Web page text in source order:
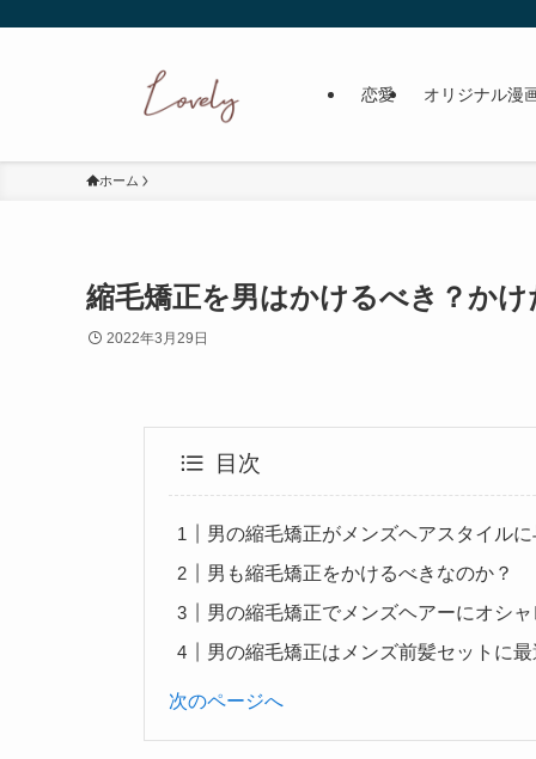
恋愛 オリジナル漫
ホーム
縮毛矯正を男はかけるべき？か
2022年3月29日
目次
男の縮毛矯正がメンズヘアスタイル
男も縮毛矯正をかけるべきなのか？
男の縮毛矯正でメンズヘアーにオシ
男の縮毛矯正はメンズ前髪セットに最
次のページへ